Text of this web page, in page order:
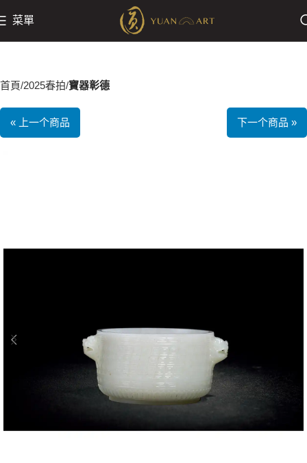
菜單
首頁 2025春拍 寶器彰德
« 上一个商品 下一个商品 »